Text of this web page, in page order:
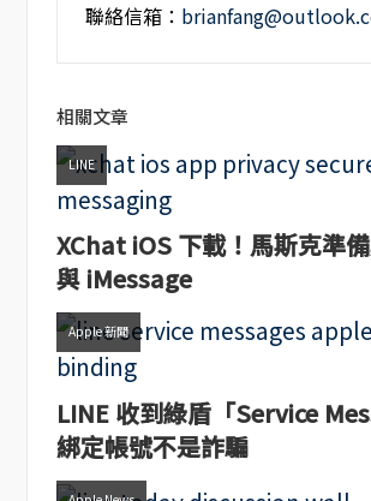
聯絡信箱：
相關文章
LINE
XChat iOS 下載！馬斯克準
與 iMessage
Apple 新聞
LINE 收到綠盾「Service
綁定帳號不是詐騙